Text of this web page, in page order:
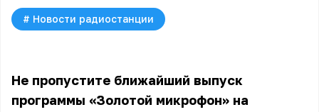
# Новости радиостанции
Не пропустите ближайший выпуск
программы «Золотой микрофон» на